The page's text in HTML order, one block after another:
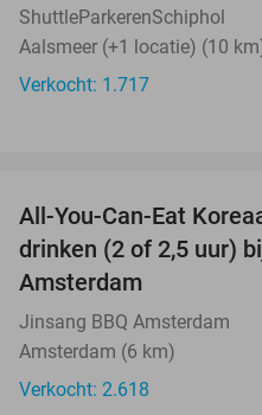
ShuttleParkerenSchiphol
Aalsmeer (+1 locatie) (10
Verkocht: 1.717
All-You-Can-Eat
drinken (2 of 2,5 uur)
Amsterdam
Jinsang BBQ Amsterdam
Amsterdam (6 km)
Verkocht: 2.618